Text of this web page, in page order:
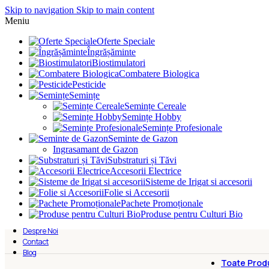
Skip to navigation Skip to main content
Meniu
Oferte Speciale
Îngrășăminte
Biostimulatori
Combatere Biologica
Pesticide
Semințe
Semințe Cereale
Semințe Hobby
Semințe Profesionale
Seminte de Gazon
Ingrasamant de Gazon
Substraturi și Tăvi
Accesorii Electrice
Sisteme de Irigat si accesorii
Folie si Accesorii
Pachete Promoționale
Produse pentru Culturi Bio
Despre Noi
Contact
Blog
Toate